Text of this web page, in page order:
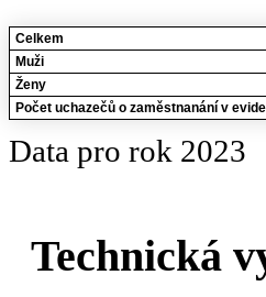
Celkem
Muži
Ženy
Počet uchazečů o zaměstnanání v
Data pro rok 2023
Technická